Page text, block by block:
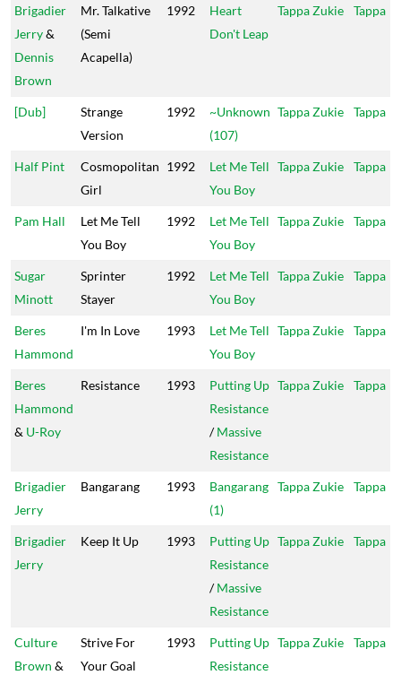
Brigadier
Jerry&
Dennis
Brown
Mr. Talkative
(Semi
Acapella)
1992
Heart
Don't Leap
Tappa Zukie Tappa
[Dub]
Strange
Version
1992
~Unknown
(107)
Tappa Zukie Tappa
Half Pint
Cosmopolitan
Girl
1992
Let Me Tell
You Boy
Tappa Zukie Tappa
Pam Hall
Let Me Tell
You Boy
1992
Let Me Tell
You Boy
Tappa Zukie Tappa
Sugar
Minott
Sprinter
Stayer
1992
Let Me Tell
You Boy
Tappa Zukie Tappa
Beres
Hammond
I'm In Love 1993
Let Me Tell
You Boy
Tappa Zukie Tappa
Beres
Hammond
& U-Roy
Resistance 1993
Putting Up
Resistance
/Massive
Resistance
Tappa Zukie Tappa
Brigadier
Jerry
Bangarang 1993
Bangarang
(1)
Tappa Zukie Tappa
Brigadier
Jerry
Keep It Up 1993
Putting Up
Resistance
/Massive
Resistance
Tappa Zukie Tappa
Culture
Brown &
Strive For
Your Goal
1993
Putting Up
Resistance
Tappa Zukie Tappa